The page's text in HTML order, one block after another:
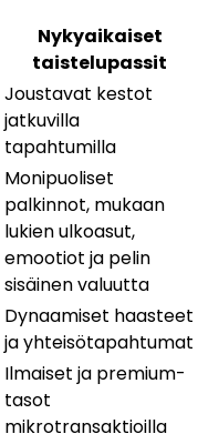
Nykyaikaiset
taistelupassit
Joustavat kestot
jatkuvilla
tapahtumilla
Monipuoliset
palkinnot, mukaan
lukien ulkoasut,
emootiot ja pelin
sisäinen valuutta
Dynaamiset haasteet
ja yhteisötapahtumat
Ilmaiset ja premium-
tasot
mikrotransaktioilla